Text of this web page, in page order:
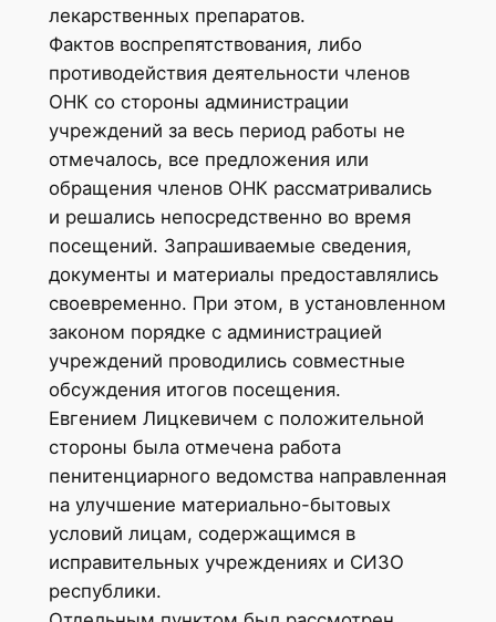
лекарственных препаратов.
Фактов воспрепятствования, либо
противодействия деятельности членов
ОНК со стороны администрации
учреждений за весь период работы не
отмечалось, все предложения или
обращения членов ОНК рассматривались
и решались непосредственно во время
посещений. Запрашиваемые сведения,
документы и материалы предоставлялись
своевременно. При этом, в установленном
законом порядке с администрацией
учреждений проводились совместные
обсуждения итогов посещения.
Евгением Лицкевичем с положительной
стороны была отмечена работа
пенитенциарного ведомства направленная
на улучшение материально-бытовых
условий лицам, содержащимся в
исправительных учреждениях и СИЗО
республики.